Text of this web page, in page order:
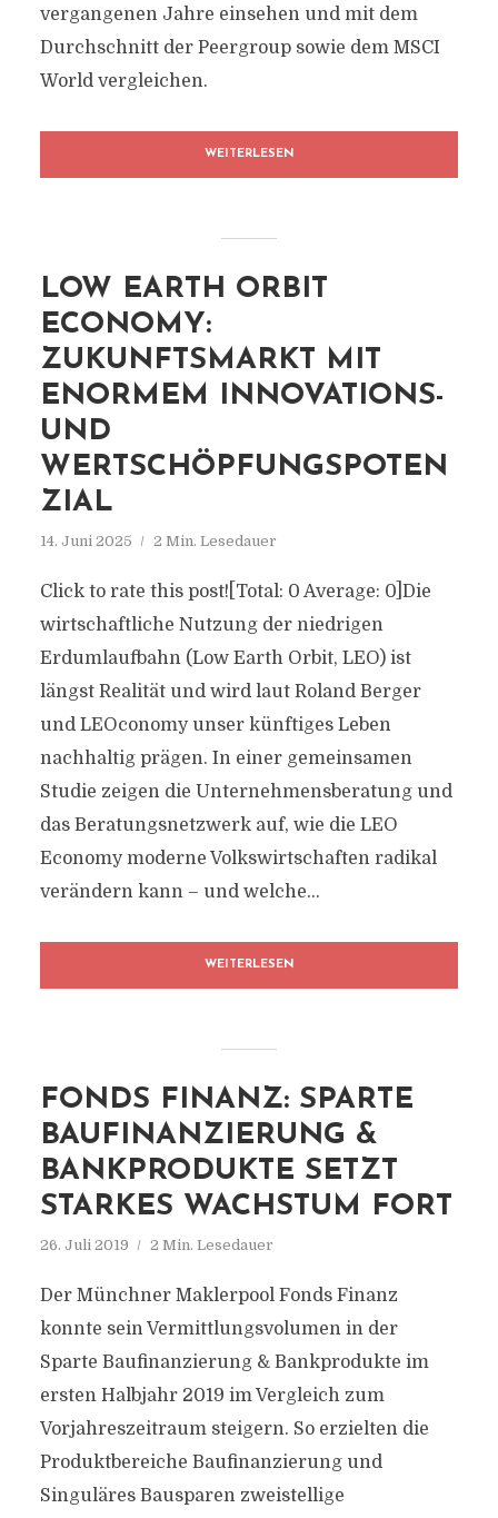
vergangenen Jahre einsehen und mit dem
Durchschnitt der Peergroup sowie dem MSCI
World vergleichen.
WEITERLESEN
LOW EARTH ORBIT
ECONOMY:
ZUKUNFTSMARKT MIT
ENORMEM INNOVATIONS-
UND
WERTSCHÖPFUNGSPOTEN
ZIAL
14. Juni 2025 2 Min. Lesedauer
Click to rate this post![Total: 0 Average: 0]Die
wirtschaftliche Nutzung der niedrigen
Erdumlaufbahn (Low Earth Orbit, LEO) ist
längst Realität und wird laut Roland Berger
und LEOconomy unser künftiges Leben
nachhaltig prägen. In einer gemeinsamen
Studie zeigen die Unternehmensberatung und
das Beratungsnetzwerk auf, wie die LEO
Economy moderne Volkswirtschaften radikal
verändern kann – und welche...
WEITERLESEN
FONDS FINANZ: SPARTE
BAUFINANZIERUNG &
BANKPRODUKTE SETZT
STARKES WACHSTUM FORT
26. Juli 2019 2 Min. Lesedauer
Der Münchner Maklerpool Fonds Finanz
konnte sein Vermittlungsvolumen in der
Sparte Baufinanzierung & Bankprodukte im
ersten Halbjahr 2019 im Vergleich zum
Vorjahreszeitraum steigern. So erzielten die
Produktbereiche Baufinanzierung und
Singuläres Bausparen zweistellige